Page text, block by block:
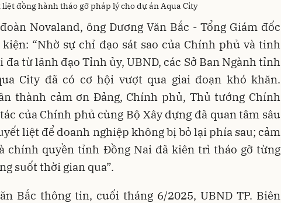
đồng hành tháo gỡ pháp lý cho dự án Aqua City
Novaland, ông Dương Văn Bắc - Tổng Giám đốc
“Nhờ sự chỉ đạo sát sao của Chính phủ và tinh
từ lãnh đạo Tỉnh ủy, UBND, các Sở Ban Ngành tỉnh
City đã có cơ hội vượt qua giai đoạn khó khăn.
thành cảm ơn Đảng, Chính phủ, Thủ tướng Chính
của Chính phủ cùng Bộ Xây dựng đã quan tâm sâu
liệt để doanh nghiệp không bị bỏ lại phía sau; cảm
chính quyền tỉnh Đồng Nai đã kiên trì tháo gỡ từng
suốt thời gian qua”.
Bắc thông tin, cuối tháng 6/2025, UBND TP. Biên